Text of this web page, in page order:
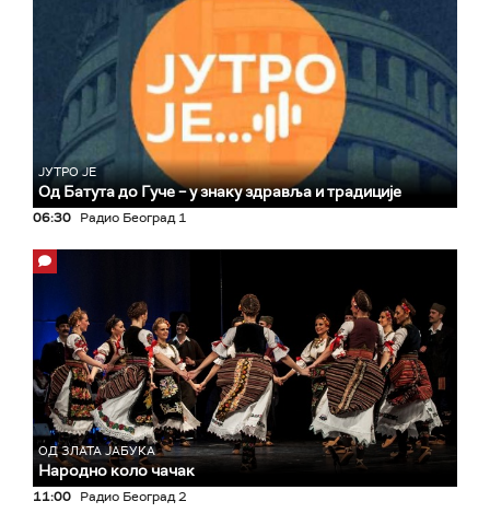
ЈУТРО ЈЕ
Од Батута до Гуче – у знаку здравља и традиције
06:30 Радио Београд 1
ОД ЗЛАТА ЈАБУКА
Народно коло чачак
11:00 Радио Београд 2